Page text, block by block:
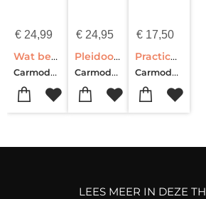
€24,99
Wat betekent het mens te zijn?
Carmody Grey
€24,95
Pleidooi voor integrale ecologie (pakket 5 exemplaren)
Carmody Grey
€ 17,50
Practices of Communion
Carmody Grey
LEES MEER IN DEZE